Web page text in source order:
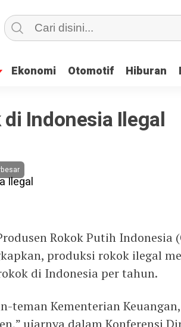
Ekonomi Otomotif Hiburan
Ekonomi Otomotif Hiburan
Indonesia Ilegal
Rokok Putih Indonesia
produksi rokok ilegal
di Indonesia per tahun.
teman Kementerian
ujarnya dalam Konferensi